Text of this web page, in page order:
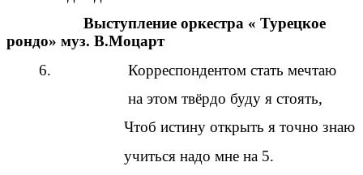
Выступление оркестра « Турецкое
рондо» муз. В.Моцарт
6. Корреспондентом стать мечтаю
на этом твёрдо буду я стоять,
Чтоб истину открыть я точно знаю
учиться надо мне на 5.